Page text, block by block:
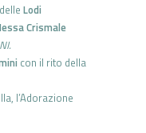
Lodi
Crismale
con il rito della
l’Adorazione